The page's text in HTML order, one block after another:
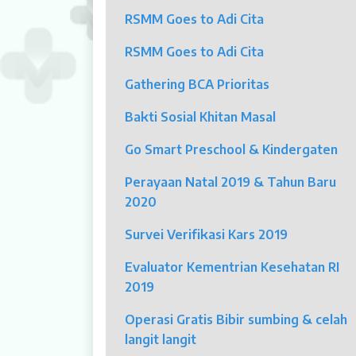
Klinik Andrologi
CBCT (Cone Beam Computed
Bronkoskopi
Dokter
Sunday Clinic
RSMM Goes to Adi Cita
RSMM Goes to Adi Cita
Gathering BCA Prioritas
Bakti Sosial Khitan Masal
Go Smart Preschool & Kindergaten
Perayaan Natal 2019 & Tahun Baru
2020
Survei Verifikasi Kars 2019
Evaluator Kementrian Kesehatan RI
2019
Operasi Gratis Bibir sumbing & celah
langit langit